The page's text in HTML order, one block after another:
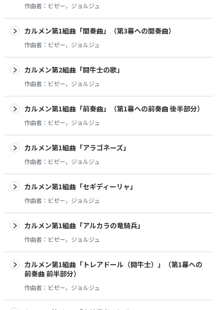
作曲者： ビゼー，ジョルジュ
カルメン第1組曲「間奏曲」（第3幕への間奏曲）
作曲者： ビゼー，ジョルジュ
カルメン第2組曲「闘牛士の歌」
作曲者： ビゼー，ジョルジュ
カルメン第1組曲「前奏曲」（第1幕への前奏曲 後半部分）
作曲者： ビゼー，ジョルジュ
カルメン第1組曲「アラゴネーズ」
作曲者： ビゼー，ジョルジュ
カルメン第1組曲「セギディーリャ」
作曲者： ビゼー，ジョルジュ
カルメン第1組曲「アルカラの竜騎兵」
作曲者： ビゼー，ジョルジュ
カルメン第1組曲「トレアドール（闘牛士）」（第1幕への
前奏曲 前半部分）
作曲者： ビゼー，ジョルジュ